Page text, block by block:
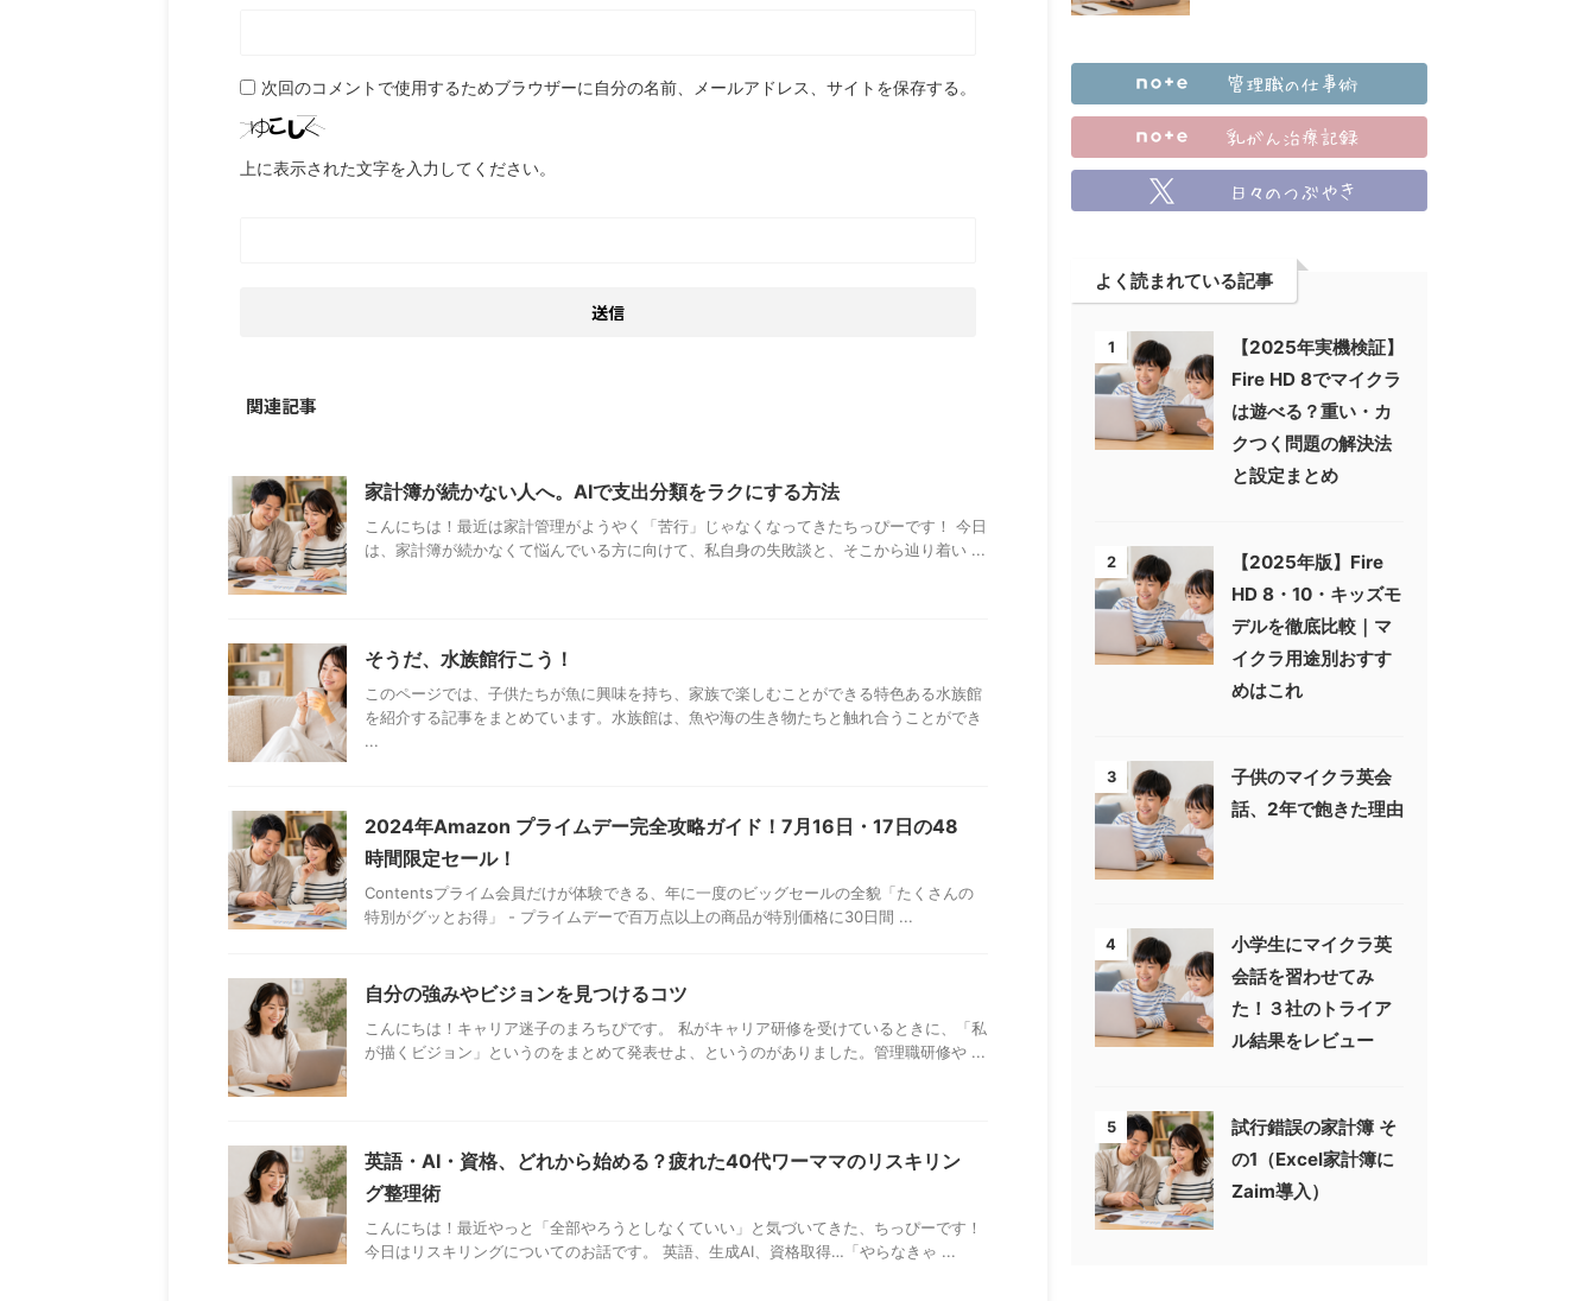
次回のコメントで使用するためブラウザーに自分の名前、メールアドレス、サイトを保存する。
上に表示された文字を入力してください。
関連記事
家計簿が続かない人へ。AIで支出分類をラクにする方法
こんにちは！最近は家計管理がようやく「苦行」じゃなくなってきたちっぴーです！ 今日
は、家計簿が続かなくて悩んでいる方に向けて、私自身の失敗談と、そこから辿り着い ...
そうだ、水族館行こう！
このページでは、子供たちが魚に興味を持ち、家族で楽しむことができる特色ある水族館
を紹介する記事をまとめています。水族館は、魚や海の生き物たちと触れ合うことができ
...
2024年Amazon プライムデー完全攻略ガイド！7月16日・17日の48
時間限定セール！
Contentsプライム会員だけが体験できる、年に一度のビッグセールの全貌「たくさんの
特別がグッとお得」 - プライムデーで百万点以上の商品が特別価格に30日間 ...
自分の強みやビジョンを見つけるコツ
こんにちは！キャリア迷子のまろちぴです。 私がキャリア研修を受けているときに、「私
が描くビジョン」というのをまとめて発表せよ、というのがありました。管理職研修や ...
英語・AI・資格、どれから始める？疲れた40代ワーママのリスキリン
グ整理術
こんにちは！最近やっと「全部やろうとしなくていい」と気づいてきた、ちっぴーです！
今日はリスキリングについてのお話です。 英語、生成AI、資格取得…「やらなきゃ ...
よく読まれている記事
1
【2025年実機検証】
Fire HD 8でマイクラ
は遊べる？重い・カ
クつく問題の解決法
と設定まとめ
2
【2025年版】Fire
HD 8・10・キッズモ
デルを徹底比較｜マ
イクラ用途別おすす
めはこれ
3
子供のマイクラ英会
話、2年で飽きた理由
4
小学生にマイクラ英
会話を習わせてみ
た！３社のトライア
ル結果をレビュー
5
試行錯誤の家計簿 そ
の1（Excel家計簿に
Zaim導入）